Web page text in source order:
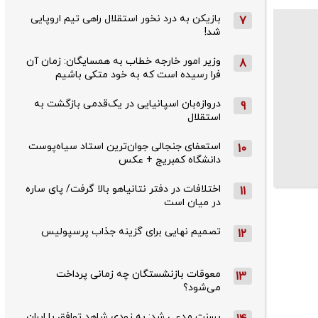
7
بازیکن به درد نخور استقلال راهی تیم اروپایی
شد!
8
وزیر امور خارجه خطاب به همسایگان: زمان آن
فرا رسیده است که به خود متکی باشیم
9
دروازه‌بان اسپانیایی در یک‌قدمی بازگشت به
استقلال
10
استعفای جنجالی جوان‌ترین استاد سیاه‌پوست
دانشگاه کمبریج + عکس
11
اختلافات در دفتر نتانیاهو بالا گرفت/ پای ساره
در میان است
12 تصمیم نهایی برای گزینه جذاب پرسپولیس
13
معوقات بازنشستگان چه زمانی پرداخت
می‌شود؟